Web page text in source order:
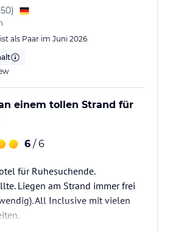
Tolles Management und…
)
als Paar im Juni 2026
einem tollen Strand für
6 / 6
für Ruhesuchende.
Liegen am Strand immer frei
All Inclusive mit vielen